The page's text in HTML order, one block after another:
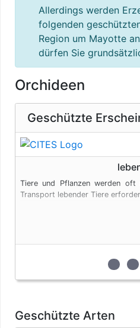
Allerdings werden
folgenden
Region um Mayotte
dürfen Sie
Orchideen
Geschützte
Tiere und Pflanzen werden oft
Transport lebender Tiere
zur 1.
Geschützte Arten